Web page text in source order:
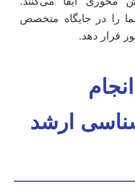
را در جایگاه متخصص
قرار دهد.
ارشد